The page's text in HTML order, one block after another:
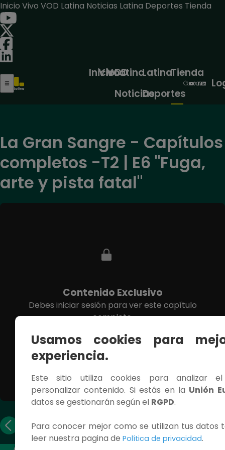
Inicio Vivo VOD Latina Noticias Latina Deportes Tienda
Inicio
Vivo
VOD
Latina
Noticias
Latina
Deportes
Tienda
La Gran Sangre - Capítulos
completos -T2 | E6 "Fuga,
arte y pista fatal"
Contenido Exclusivo
Debes iniciar sesión para ver este capítulo
completo.
INICIAR SESIÓN
anterior
siguiente
Usamos cookies para
experiencia.
Este sitio utiliza cookies para analizar
personalizar contenido. Si estás en la Unión
datos se gestionarán según el RGPD.
Para conocer mejor como se utilizan tus datos
leer nuestra pagina de Política de privacidad.